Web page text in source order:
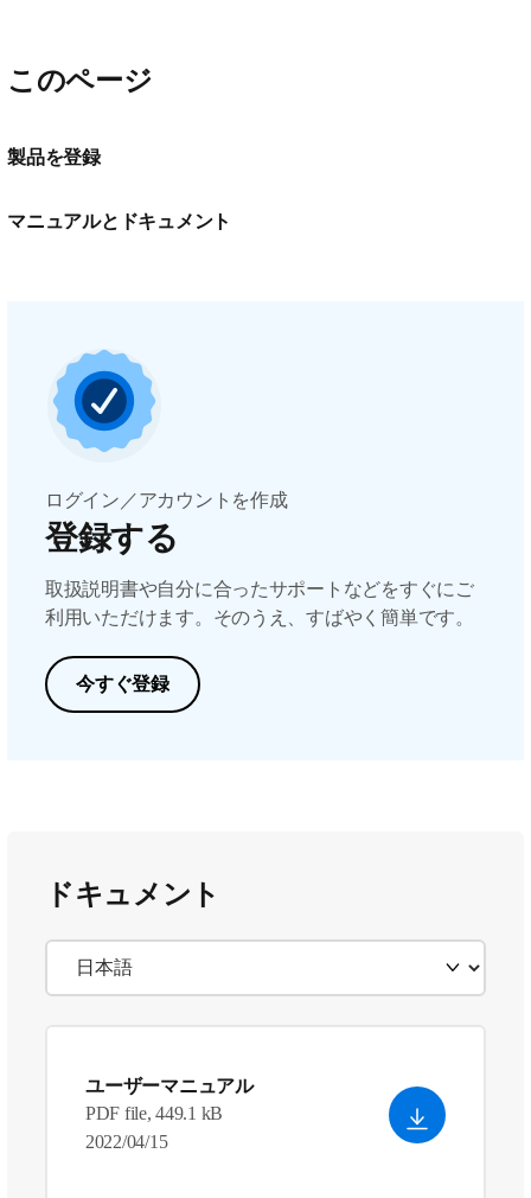
このページ
製品を登録
マニュアルとドキュメント
ログイン／アカウントを作成
登録する
取扱説明書や自分に合ったサポートなどをすぐにご
利用いただけます。そのうえ、すばやく簡単です。
今すぐ登録
ドキュメント
ユーザーマニュアル
PDF file, 449.1 kB
2022/04/15